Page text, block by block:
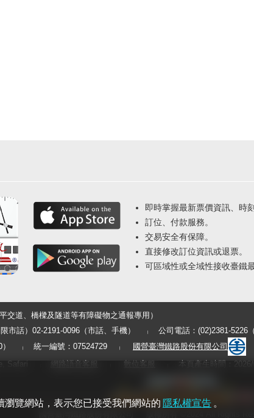
即時掌握最新票價資訊、時
訂位、付款服務。
交易安全有保障。
直接修改訂位資訊或退票。
可區域性或全域性接收臺鐵
交道、橋樑及隧道等有障礙物之通報專用）
市話）02-2191-0096（市話、手機）
公司電話：(02)2381-5226
統一編號：07524729 國營臺灣鐵路股份有限公司
Safari
網路語音客服 數位客服 本頁產生時間：
覽網站，表示您已接受我們網站的 隱私權宣告 。